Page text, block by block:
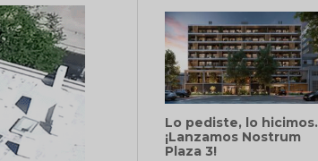
Lo pediste, lo hicimos.
¡Lanzamos Nostrum
Plaza 3!